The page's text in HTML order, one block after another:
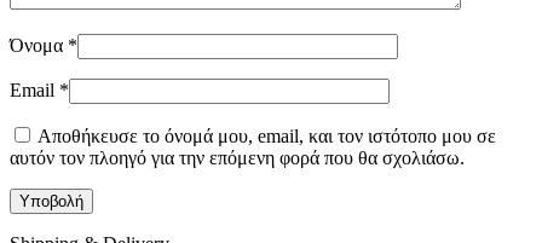
Όνομα *
Email *
Αποθήκευσε το όνομά μου, email, και τον ιστότοπο μου σε
αυτόν τον πλοηγό για την επόμενη φορά που θα σχολιάσω.